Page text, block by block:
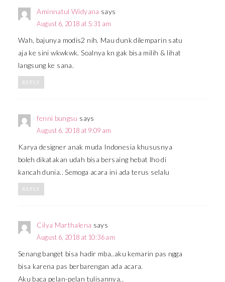
Aminnatul Widyana says
August 6, 2018 at 5:31 am
Wah, bajunya modis2 nih. Mau dunk dilemparin satu
aja ke sini wkwkwk. Soalnya kn gak bisa milih & lihat
langsung ke sana.
REPLY
fenni bungsu says
August 6, 2018 at 9:09 am
Karya designer anak muda Indonesia khususnya
boleh dikatakan udah bisa bersaing hebat lho di
kancah dunia.. Semoga acara ini ada terus selalu
REPLY
Cilya Marthalena says
August 6, 2018 at 10:36 am
Senang banget bisa hadir mba..aku kemarin pas ngga
bisa karena pas berbarengan ada acara.
Aku baca pelan-pelan tulisannya..